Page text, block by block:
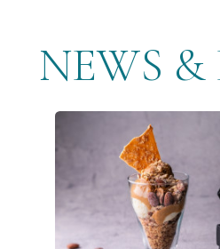
NEWS &